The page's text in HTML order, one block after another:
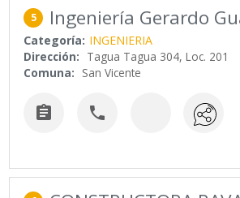
5 Ingeniería Gerardo
Categoría: INGENIERIA
Dirección: Tagua Tagua 304, Loc. 201
Comuna: San Vicente
 